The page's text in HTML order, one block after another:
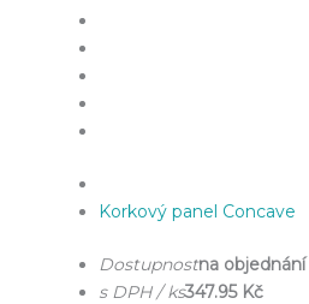
Korkový panel Concave
Dostupnostna objednání
s DPH / ks347.95 Kč